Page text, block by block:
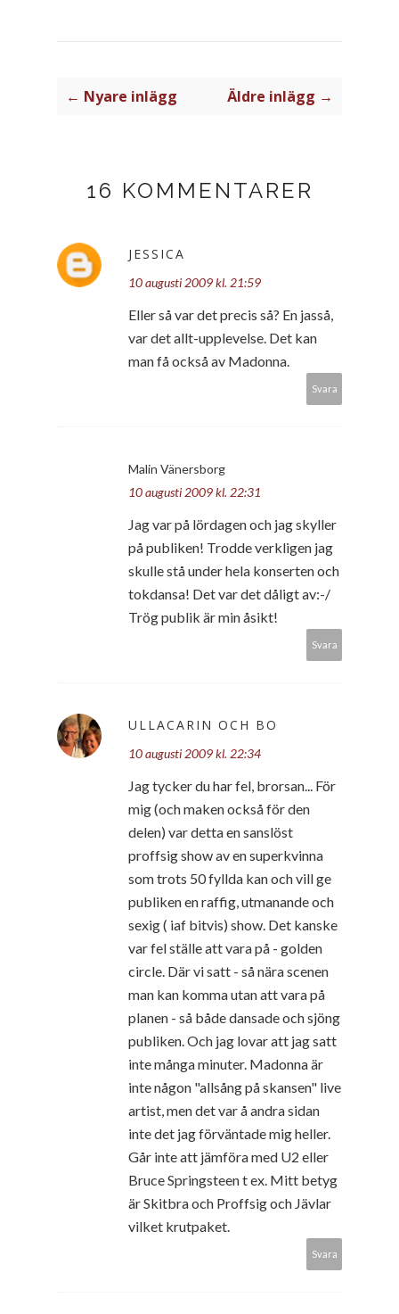
← Nyare inlägg Äldre inlägg →
16 KOMMENTARER
JESSICA
10 augusti 2009 kl. 21:59
Eller så var det precis så? En jasså,
var det allt-upplevelse. Det kan
man få också av Madonna.
Svara
Malin Vänersborg
10 augusti 2009 kl. 22:31
Jag var på lördagen och jag skyller
på publiken! Trodde verkligen jag
skulle stå under hela konserten och
tokdansa! Det var det dåligt av:-/
Trög publik är min åsikt!
Svara
ULLACARIN OCH BO
10 augusti 2009 kl. 22:34
Jag tycker du har fel, brorsan... För
mig (och maken också för den
delen) var detta en sanslöst
proffsig show av en superkvinna
som trots 50 fyllda kan och vill ge
publiken en raffig, utmanande och
sexig ( iaf bitvis) show. Det kanske
var fel ställe att vara på - golden
circle. Där vi satt - så nära scenen
man kan komma utan att vara på
planen - så både dansade och sjöng
publiken. Och jag lovar att jag satt
inte många minuter. Madonna är
inte någon "allsång på skansen" live
artist, men det var å andra sidan
inte det jag förväntade mig heller.
Går inte att jämföra med U2 eller
Bruce Springsteen t ex. Mitt betyg
är Skitbra och Proffsig och Jävlar
vilket krutpaket.
Svara